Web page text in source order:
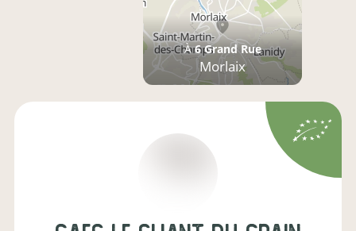
À6 Grand Rue
Morlaix